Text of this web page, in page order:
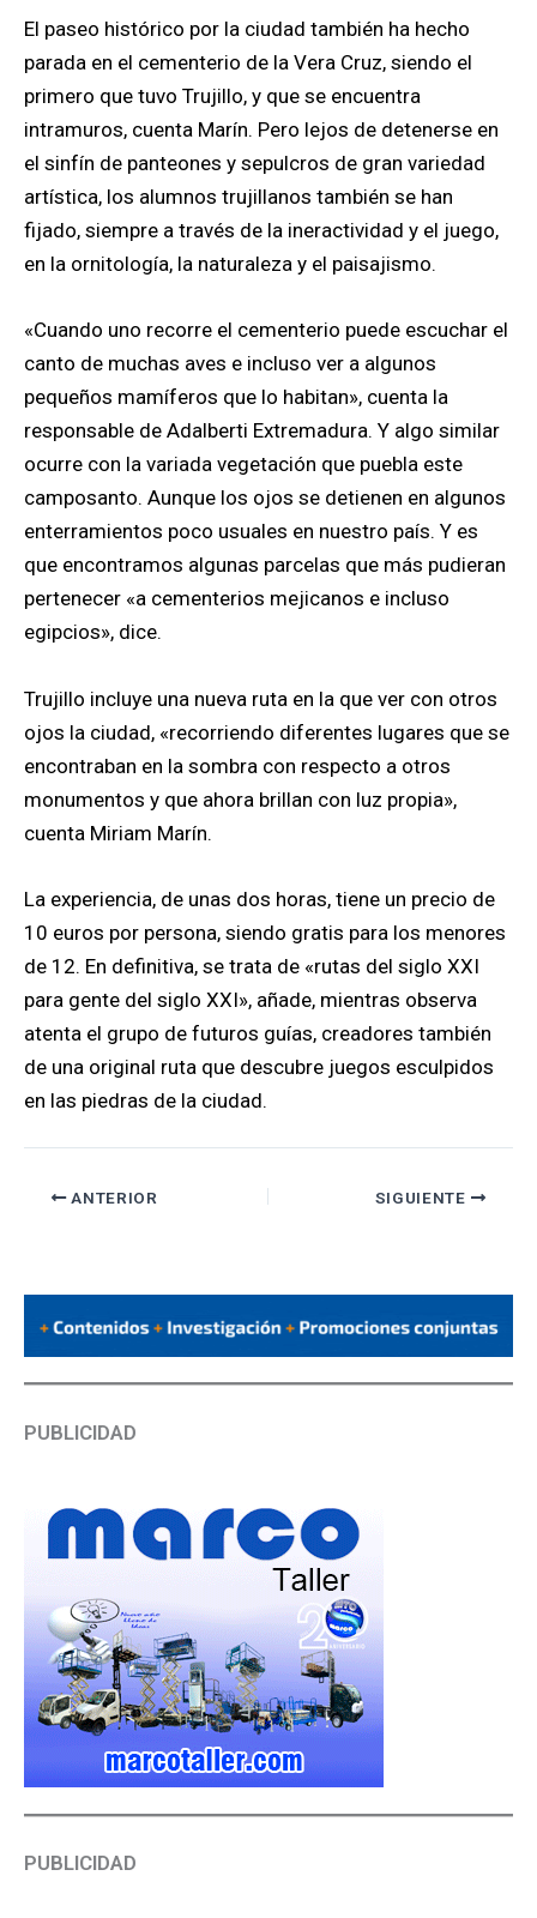
El paseo histórico por la ciudad también ha hecho
parada en el cementerio de la Vera Cruz, siendo el
primero que tuvo Trujillo, y que se encuentra
intramuros, cuenta Marín. Pero lejos de detenerse en
el sinfín de panteones y sepulcros de gran variedad
artística, los alumnos trujillanos también se han
fijado, siempre a través de la ineractividad y el juego,
en la ornitología, la naturaleza y el paisajismo.
«Cuando uno recorre el cementerio puede escuchar el
canto de muchas aves e incluso ver a algunos
pequeños mamíferos que lo habitan», cuenta la
responsable de Adalberti Extremadura. Y algo similar
ocurre con la variada vegetación que puebla este
camposanto. Aunque los ojos se detienen en algunos
enterramientos poco usuales en nuestro país. Y es
que encontramos algunas parcelas que más pudieran
pertenecer «a cementerios mejicanos e incluso
egipcios», dice.
Trujillo incluye una nueva ruta en la que ver con otros
ojos la ciudad, «recorriendo diferentes lugares que se
encontraban en la sombra con respecto a otros
monumentos y que ahora brillan con luz propia»,
cuenta Miriam Marín.
La experiencia, de unas dos horas, tiene un precio de
10 euros por persona, siendo gratis para los menores
de 12. En definitiva, se trata de «rutas del siglo XXI
para gente del siglo XXI», añade, mientras observa
atenta el grupo de futuros guías, creadores también
de una original ruta que descubre juegos esculpidos
en las piedras de la ciudad.
ANTERIOR SIGUIENTE
PUBLICIDAD
PUBLICIDAD